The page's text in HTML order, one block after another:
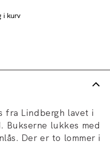
i kurv
fra Lindbergh lavet i
Bukserne lukkes med
Der er to lommer i